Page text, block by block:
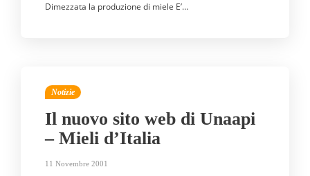
Dimezzata la produzione di miele E’…
Notizie
Il nuovo sito web di Unaapi
– Mieli d’Italia
11 Novembre 2001